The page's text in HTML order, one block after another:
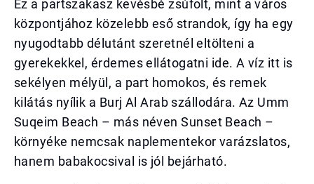
Ez a partszakasz kevésbé zsúfolt, mint a város
központjához közelebb eső strandok, így ha egy
nyugodtabb délutánt szeretnél eltölteni a
gyerekekkel, érdemes ellátogatni ide. A víz itt is
sekélyen mélyül, a part homokos, és remek
kilátás nyílik a Burj Al Arab szállodára. Az Umm
Suqeim Beach – más néven Sunset Beach –
környéke nemcsak naplementekor varázslatos,
hanem babakocsival is jól bejárható.